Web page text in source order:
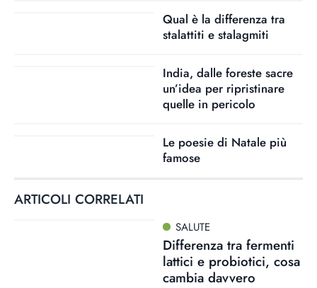
Qual è la differenza tra
stalattiti e stalagmiti
India, dalle foreste sacre
un’idea per ripristinare
quelle in pericolo
Le poesie di Natale più
famose
ARTICOLI CORRELATI
SALUTE
Differenza tra fermenti
lattici e probiotici, cosa
cambia davvero